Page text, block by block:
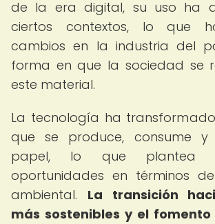
de la era digital, su uso ha
ciertos contextos, lo que
cambios en la industria del
forma en que la sociedad se
este material.
La tecnología ha
que se produce, consume y
papel, lo que plantea
oportunidades en términos
ambiental. La transición
más sostenibles y el